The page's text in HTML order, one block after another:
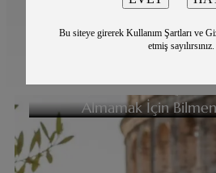
İtalya’da Kahve
Almamak İçin
Bu siteye girerek Kullanım Şartları ve
etmiş sayılırsınız.